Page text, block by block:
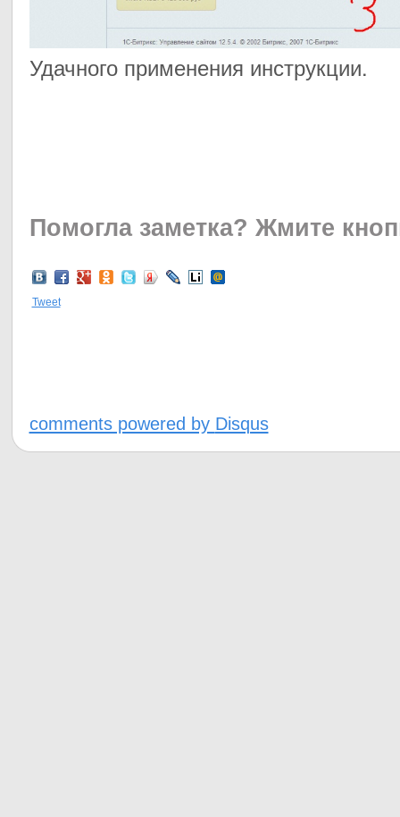
Удачного применения инструкции.
Помогла заметка? Жмите
Tweet
comments powered by Disqus